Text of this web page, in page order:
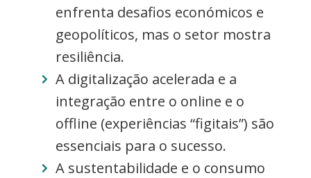
enfrenta desafios económicos e
geopolíticos, mas o setor mostra
resiliência.
A digitalização acelerada e a
integração entre o online e o
offline (experiências “figitais”) são
essenciais para o sucesso.
A sustentabilidade e o consumo